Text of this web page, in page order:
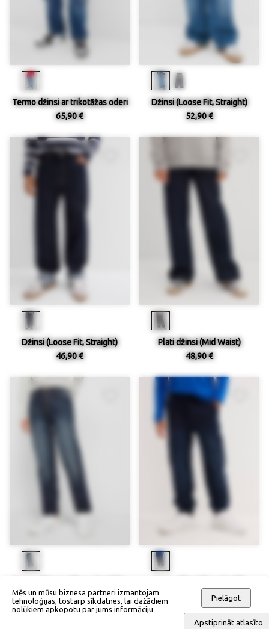
Termo džinsi ar trikotāžas oderi
65,90 €
Džinsi (Loose Fit, Straight)
52,90 €
Džinsi (Loose Fit, Straight)
46,90 €
Plati džinsi (Mid Waist)
48,90 €
Fit)
62,90 €
62,90 €
Mēs un mūsu biznesa partneri izmantojam
tehnoloģijas, tostarp sīkdatnes, lai dažādiem
nolūkiem apkopotu par jums informāciju
Pielāgot
Apstiprināt atlasīto